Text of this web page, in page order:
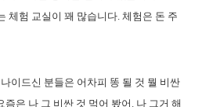
체험 교실이 꽤 많습니다. 체험은 돈 주
이드신 분들은 어차피 똥 될 것 뭘 비싼
즘은 나 그 비싼 것 먹어 봤어. 나 그거 해